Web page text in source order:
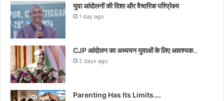
युवा आंदोलनों की दिशा और वैचारिक परिप्रेक्ष्य
1 day ago
CJP आंदोलन का अध्ययन युवाओं के लिए आवश्यक..
2 days ago
Parenting Has Its Limits….